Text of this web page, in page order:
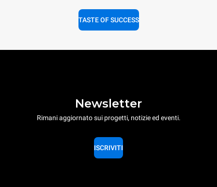
TASTE OF SUCCESS
Newsletter
Rimani aggiornato sui progetti, notizie ed eventi.
ISCRIVITI